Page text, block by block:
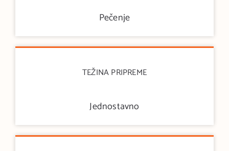
Pečenje
TEŽINA PRIPREME
Jednostavno